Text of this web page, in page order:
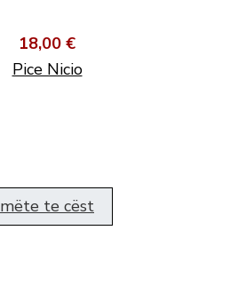
18,00 €
Pice Nicio
mëte te cëst